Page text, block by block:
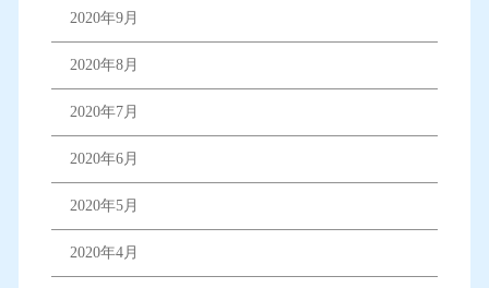
2020年9月
2020年8月
2020年7月
2020年6月
2020年5月
2020年4月